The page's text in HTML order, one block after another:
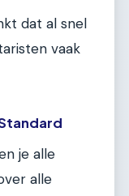
dat al snel
vaak
je alle
alle